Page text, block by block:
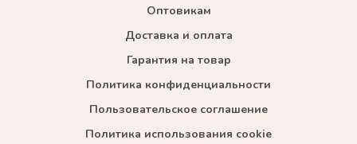
Оптовикам
Доставка и оплата
Гарантия на товар
Политика конфиденциальности
Пользовательское соглашение
Политика использования cookie